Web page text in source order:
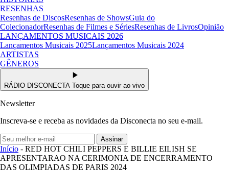
RESENHAS
Resenhas de DiscosResenhas de ShowsGuia do
ColecionadorResenhas de Filmes e SériesResenhas de LivrosOpinião
LANÇAMENTOS MUSICAIS 2026
Lançamentos Musicais 2025Lançamentos Musicais 2024
ARTISTAS
GÊNEROS
RÁDIO DISCONECTA Toque para ouvir ao vivo
Newsletter
Inscreva-se e receba as novidades da Disconecta no seu e-mail.
Assinar
Início - RED HOT CHILI PEPPERS E BILLIE EILISH SE
APRESENTARAO NA CERIMONIA DE ENCERRAMENTO
DAS OLIMPIADAS DE PARIS 2024